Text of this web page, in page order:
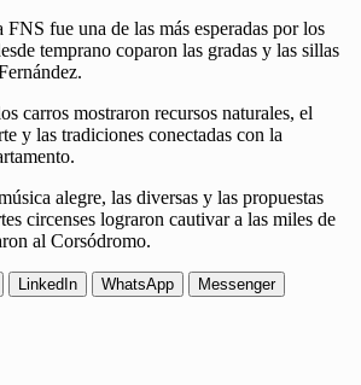
fue una de las más esperadas por los
temprano coparon las gradas y las sillas
carros mostraron recursos naturales, el
y las tradiciones conectadas con la
alegre, las diversas y las propuestas
circenses lograron cautivar a las miles de
al Corsódromo.
LinkedIn WhatsApp
Messenger